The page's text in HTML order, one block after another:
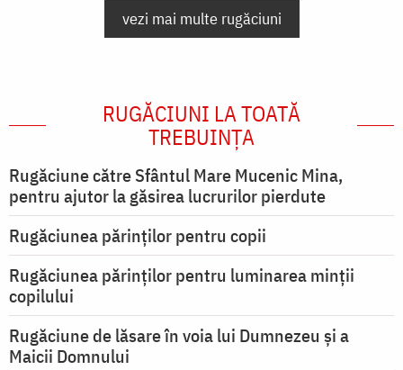
vezi mai multe rugăciuni
RUGĂCIUNI LA TOATĂ
TREBUINȚA
Rugăciune către Sfântul Mare Mucenic Mina,
pentru ajutor la găsirea lucrurilor pierdute
Rugăciunea părinților pentru copii
Rugăciunea părinților pentru luminarea minţii
copilului
Rugăciune de lăsare în voia lui Dumnezeu şi a
Maicii Domnului